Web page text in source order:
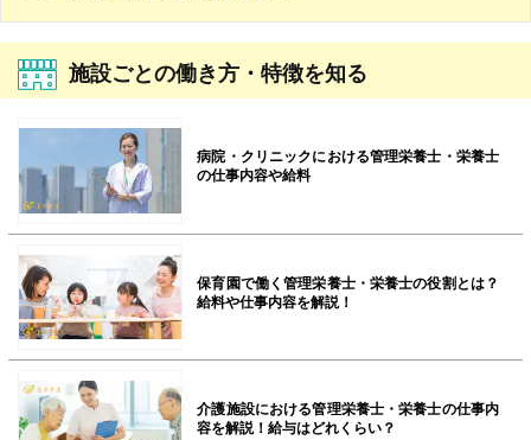
施設ごとの働き方・特徴を知る
病院・クリニックにおける管理栄養士・栄養士
の仕事内容や給料
保育園で働く管理栄養士・栄養士の役割とは？
給料や仕事内容を解説！
介護施設における管理栄養士・栄養士の仕事内
容を解説！給与はどれくらい？